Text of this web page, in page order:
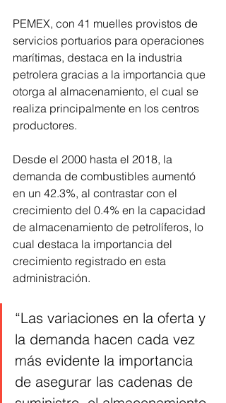
PEMEX, con 41 muelles provistos de
servicios portuarios para operaciones
marítimas, destaca en la industria
petrolera gracias a la importancia que
otorga al almacenamiento, el cual se
realiza principalmente en los centros
productores.
Desde el 2000 hasta el 2018, la
demanda de combustibles aumentó
en un 42.3%, al contrastar con el
crecimiento del 0.4% en la capacidad
de almacenamiento de petrolíferos, lo
cual destaca la importancia del
crecimiento registrado en esta
administración.
“Las variaciones en la oferta y
la demanda hacen cada vez
más evidente la importancia
de asegurar las cadenas de